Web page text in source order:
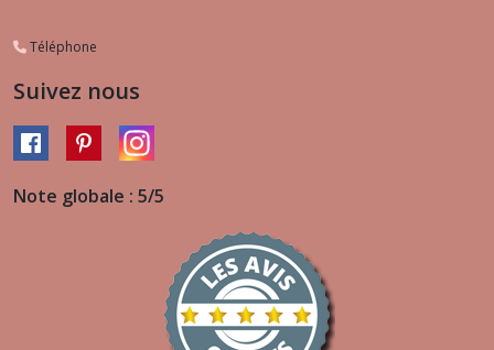
Téléphone
Suivez nous
Note globale : 5/5